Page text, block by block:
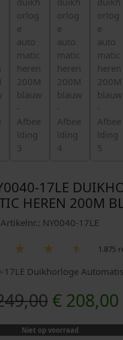
17LE
HEREN 200M
Artikelnr.: NY0040-17LE
1.875
17LE Duikhorloge
O
o
€208,00H
Niet op voorraad